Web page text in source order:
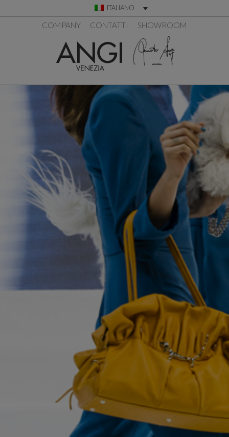
ITALIANO
COMPANY CONTATTI SHOWROOM